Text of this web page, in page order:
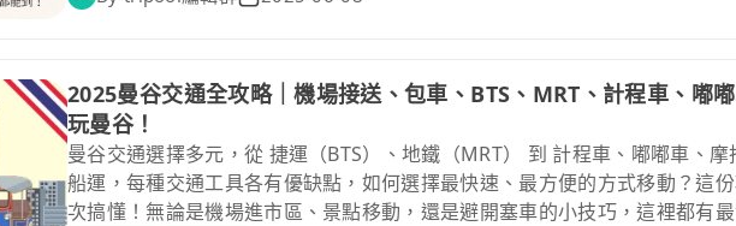
2025曼谷交通全攻略｜機場接送、包車、BTS、MRT、計程車、嘟
玩曼谷！
曼谷交通選擇多元，從 捷運（BTS）、地鐵（MRT） 到 計程車、嘟嘟車、摩
船運，每種交通工具各有優缺點，如何選擇最快速、最方便的方式移動？這
次搞懂！無論是機場進市區、景點移動，還是避開塞車的小技巧，這裡都有